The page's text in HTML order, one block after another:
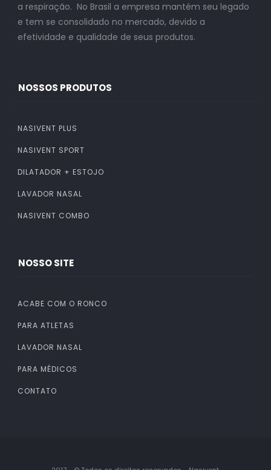
a respiração. No Brasil a empresa mantém seu legado
e tem se consolidado no mercado, devido a
efetividade e qualidade de seus produtos.
NOSSOS PRODUTOS
NASIVENT PLUS
NASIVENT SPORT
DILATADOR + ESTOJO
LAVADOR NASAL
NASIVENT COMBO
NOSSO SITE
ACABE COM O RONCO
PARA ATLETAS
LAVADOR NASAL
PARA MÉDICOS
CONTATO